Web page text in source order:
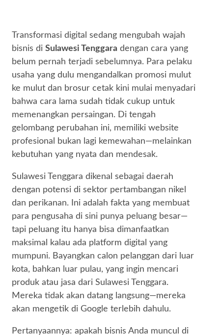
Transformasi digital sedang mengubah wajah
bisnis di Sulawesi Tenggara dengan cara yang
belum pernah terjadi sebelumnya. Para pelaku
usaha yang dulu mengandalkan promosi mulut
ke mulut dan brosur cetak kini mulai menyadari
bahwa cara lama sudah tidak cukup untuk
memenangkan persaingan. Di tengah
gelombang perubahan ini, memiliki website
profesional bukan lagi kemewahan—melainkan
kebutuhan yang nyata dan mendesak.
Sulawesi Tenggara dikenal sebagai daerah
dengan potensi di sektor pertambangan nikel
dan perikanan. Ini adalah fakta yang membuat
para pengusaha di sini punya peluang besar—
tapi peluang itu hanya bisa dimanfaatkan
maksimal kalau ada platform digital yang
mumpuni. Bayangkan calon pelanggan dari luar
kota, bahkan luar pulau, yang ingin mencari
produk atau jasa dari Sulawesi Tenggara.
Mereka tidak akan datang langsung—mereka
akan mengetik di Google terlebih dahulu.
Pertanyaannya: apakah bisnis Anda muncul di